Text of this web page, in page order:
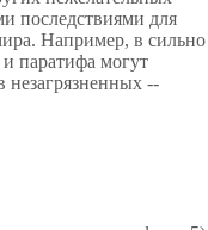
последствиями для
Например, в сильно
паратифа могут
незагрязненных --